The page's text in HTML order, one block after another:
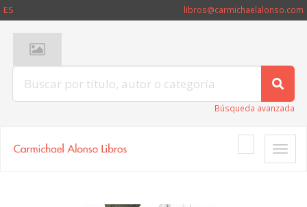
ES libros@carmichaelalonso.com
Búsqueda avanzada
Toggle